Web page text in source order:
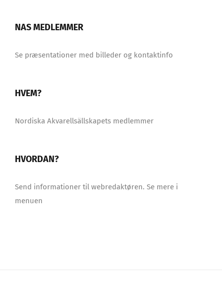
NAS MEDLEMMER
Se præsentationer med billeder og kontaktinfo
HVEM?
Nordiska Akvarellsällskapets medlemmer
HVORDAN?
Send informationer til webredaktøren. Se mere i
menuen